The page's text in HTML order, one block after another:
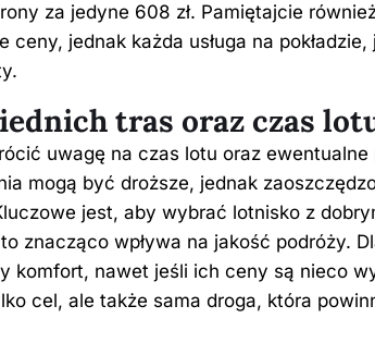
za jedyne 608 zł. Pamiętajcie
ceny, jednak każda usługa na
tras oraz czas
uwagę na czas lotu oraz ewentualne
mogą być droższe, jednak
jest, aby wybrać lotnisko z
znacząco wpływa na jakość podróży.
komfort, nawet jeśli ich ceny są nieco
cel, ale także sama droga, która